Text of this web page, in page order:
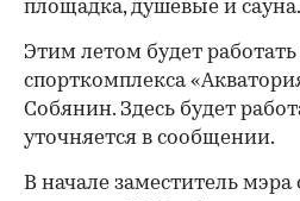
площадка, душевые и сауна.
Этим летом будет
спорткомплекса
Собянин. Здесь будет
уточняется в сообщении.
В начале заместитель